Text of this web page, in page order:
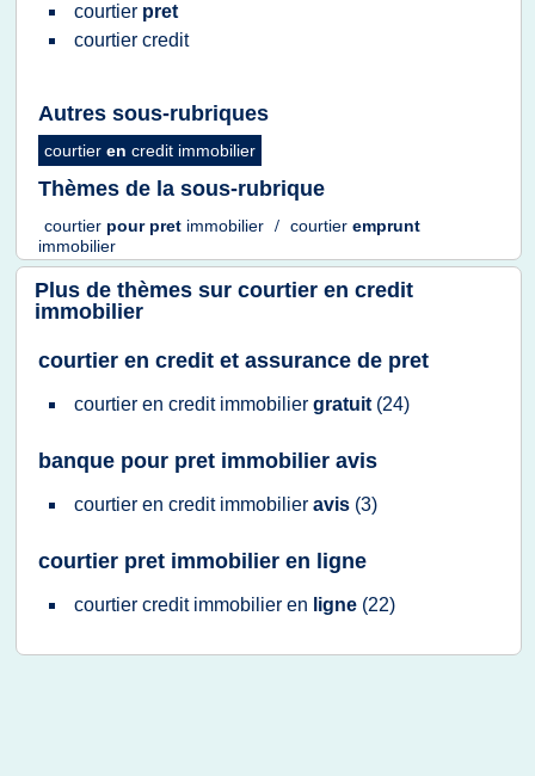
courtier pret
courtier credit
Autres sous-rubriques
courtier en credit immobilier
Thèmes de la sous-rubrique
courtier pour pret immobilier / courtier emprunt
immobilier
Plus de thèmes sur courtier en credit
immobilier
courtier en credit et assurance de pret
courtier en credit immobilier gratuit (24)
banque pour pret immobilier avis
courtier en credit immobilier avis (3)
courtier pret immobilier en ligne
courtier credit immobilier en ligne (22)